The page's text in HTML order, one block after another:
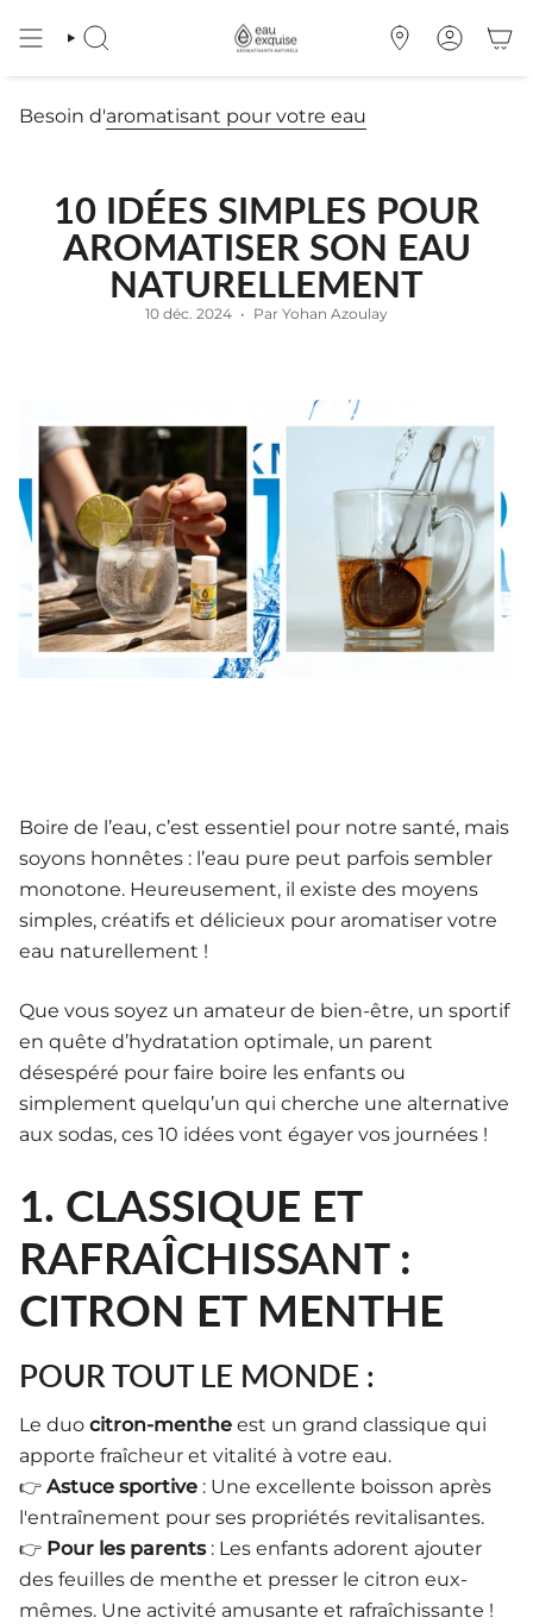
contenu
de
page
RECHERCHE
OÙ
TROUVER
COMPTE
Besoin d'aromatisant pour votre eau
10 IDÉES SIMPLES POUR
AROMATISER SON EAU
NATURELLEMENT
10 déc. 2024 Par Yohan Azoulay
Boire de l’eau, c’est essentiel pour notre santé, mais
soyons honnêtes : l’eau pure peut parfois sembler
monotone. Heureusement, il existe des moyens
simples, créatifs et délicieux pour aromatiser votre
eau naturellement !
Que vous soyez un amateur de bien-être, un sportif
en quête d’hydratation optimale, un parent
désespéré pour faire boire les enfants ou
simplement quelqu’un qui cherche une alternative
aux sodas, ces 10 idées vont égayer vos journées !
1. CLASSIQUE ET
RAFRAÎCHISSANT :
CITRON ET MENTHE
POUR TOUT LE MONDE :
Le duo citron-menthe est un grand classique qui
apporte fraîcheur et vitalité à votre eau.
👉 Astuce sportive : Une excellente boisson après
l'entraînement pour ses propriétés revitalisantes.
👉 Pour les parents: Les enfants adorent ajouter
des feuilles de menthe et presser le citron eux-
mêmes. Une activité amusante et rafraîchissante !